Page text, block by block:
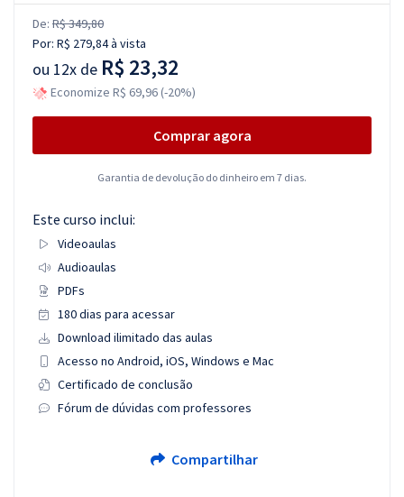
De: R$ 349,80
Por: R$ 279,84à vista
ou 12x de R$ 23,32
Economize R$ 69,96 (-20%)
Comprar agora
Garantia de devolução do dinheiro em 7 dias.
Este curso inclui:
Videoaulas
Audioaulas
PDFs
180 dias para acessar
Download ilimitado das aulas
Acesso no Android, iOS, Windows e Mac
Certificado de conclusão
Fórum de dúvidas com professores
Compartilhar